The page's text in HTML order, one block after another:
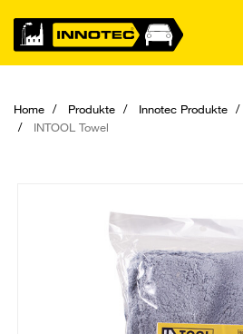
Home Produkte Innotec Produkte
INTOOL Towel